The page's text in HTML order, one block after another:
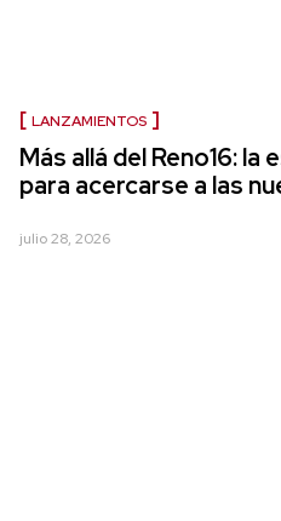
LANZAMIENTOS
Más allá del Reno16:
para acercarse a las
julio 28, 2026